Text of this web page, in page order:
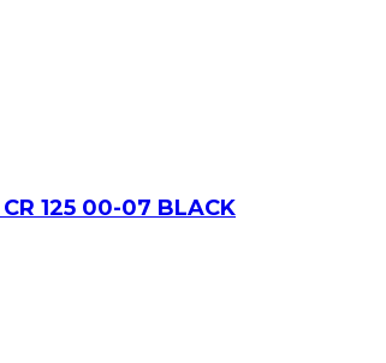
125 00-07 BLACK